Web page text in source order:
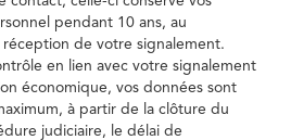
pendant 10 ans, au
de votre signalement.
en lien avec votre signalement
économique, vos données sont
à partir de la clôture du
judiciaire, le délai de